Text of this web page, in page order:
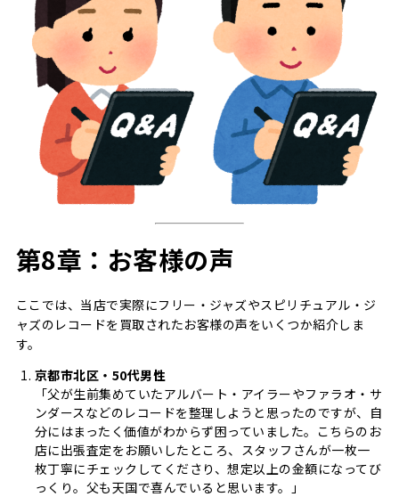
第8章：お客様の声
ここでは、当店で実際にフリー・ジャズやスピリチュアル・ジ
ャズのレコードを買取されたお客様の声をいくつか紹介しま
す。
京都市北区・50代男性
「父が生前集めていたアルバート・アイラーやファラオ・サ
ンダースなどのレコードを整理しようと思ったのですが、自
分にはまったく価値がわからず困っていました。こちらのお
店に出張査定をお願いしたところ、スタッフさんが一枚一
枚丁寧にチェックしてくださり、想定以上の金額になってび
っくり。父も天国で喜んでいると思います。」